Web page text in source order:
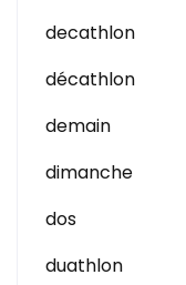
decathlon
décathlon
demain
dimanche
dos
duathlon